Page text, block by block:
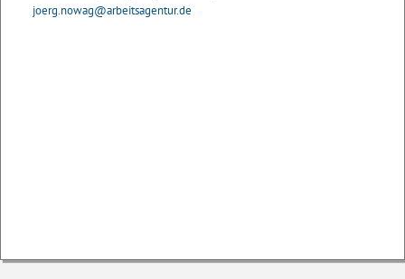
joerg.nowag@arbeitsagentur.de